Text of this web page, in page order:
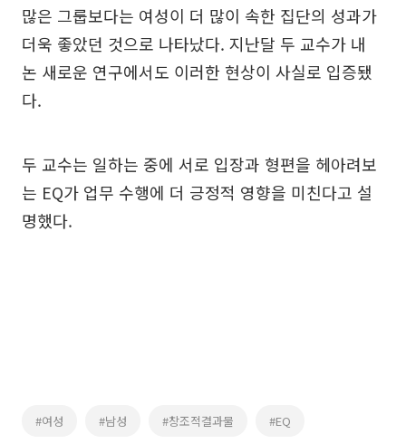
많은 그룹보다는 여성이 더 많이 속한 집단의 성과가
더욱 좋았던 것으로 나타났다. 지난달 두 교수가 내
논 새로운 연구에서도 이러한 현상이 사실로 입증됐
다.
두 교수는 일하는 중에 서로 입장과 형편을 헤아려보
는 EQ가 업무 수행에 더 긍정적 영향을 미친다고 설
명했다.
#여성 #남성 #창조적결과물 #EQ